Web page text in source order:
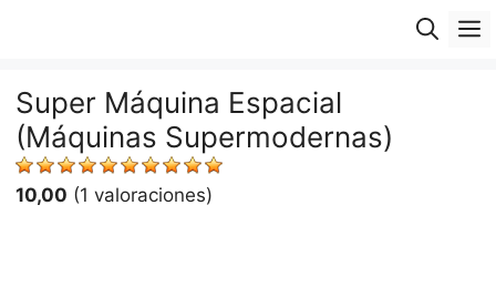
Super Máquina Espacial
(Máquinas Supermodernas)
10,00 (1 valoraciones)